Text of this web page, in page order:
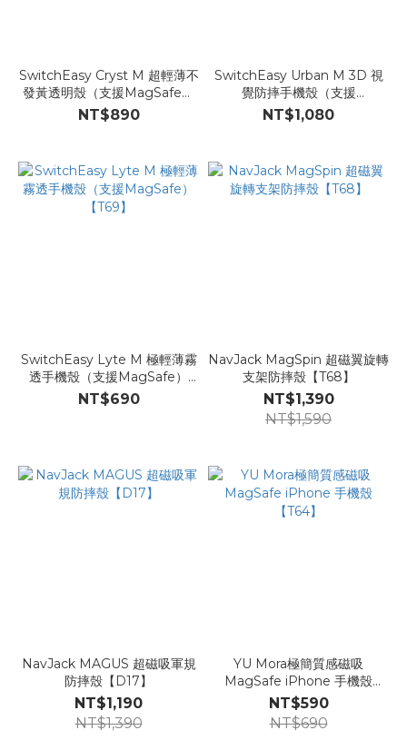
SwitchEasy Cryst M 超輕薄不
發黃透明殼（支援MagSafe）
【T75】
NT$890
SwitchEasy Urban M 3D 視
覺防摔手機殼（支援
MagSafe）【T73】
NT$1,080
SwitchEasy Lyte M 極輕薄霧
透手機殼（支援MagSafe）
【T69】
NT$690
NavJack MagSpin 超磁翼旋轉
支架防摔殼【T68】
NT$1,390
NT$1,590
NavJack MAGUS 超磁吸軍規
防摔殼【D17】
NT$1,190
NT$1,390
YU Mora極簡質感磁吸
MagSafe iPhone 手機殼
【T64】
NT$590
NT$690